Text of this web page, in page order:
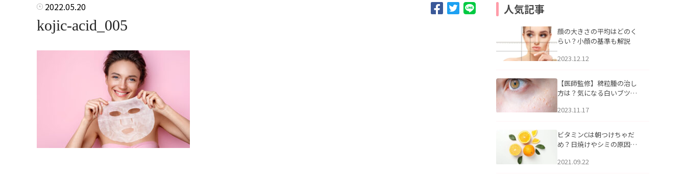
2022.05.20
kojic-acid_005
人気記事
顔の大きさの平均はどのく
らい？小顔の基準も解説
2023.12.12
【医師監修】稗粒腫の治し
方は？気になる白いブツブ
アについて
2023.11.17
ビタミンCは朝つけちゃだ
め？日焼けやシミの原因に
2021.09.22